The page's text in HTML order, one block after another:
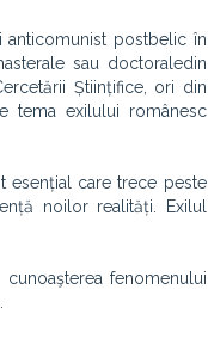
postbelic în
sau doctoraledin
Științifice, ori din
tema exilului românesc
esențial care trece peste
noilor realități. Exilul
fenomenului